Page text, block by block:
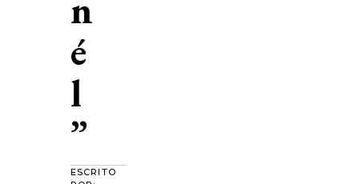
é
l
”
ESCRITO